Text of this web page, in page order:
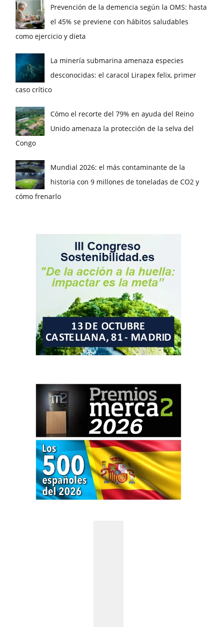
Prevención de la demencia según la OMS: hasta
el 45% se previene con hábitos saludables
como ejercicio y dieta
La minería submarina amenaza especies
desconocidas: el caracol Lirapex felix, primer
caso crítico
Cómo el recorte del 79% en ayuda del Reino
Unido amenaza la protección de la selva del
Congo
Mundial 2026: el más contaminante de la
historia con 9 millones de toneladas de CO2 y
cómo frenarlo